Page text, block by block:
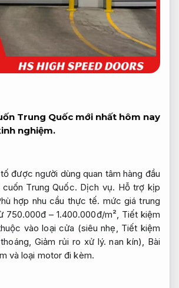
Trung Quốc mới nhất hôm nay
nghiệm.
được người dùng quan tâm hàng đầu
Trung Quốc. Dịch vụ. Hỗ trợ kịp
hợp nhu cầu thực tế. mức giá trung
750.000đ – 1.400.000đ/m², Tiết kiệm
vào loại cửa (siêu nhẹ, Tiết kiệm
Giảm rủi ro xử lý. nan kín), Bài
và loại motor đi kèm.